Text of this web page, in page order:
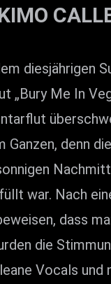
diesjährigen
„Bury Me In
Ganzen, denn
war. Nach
dass
die
Vocals und